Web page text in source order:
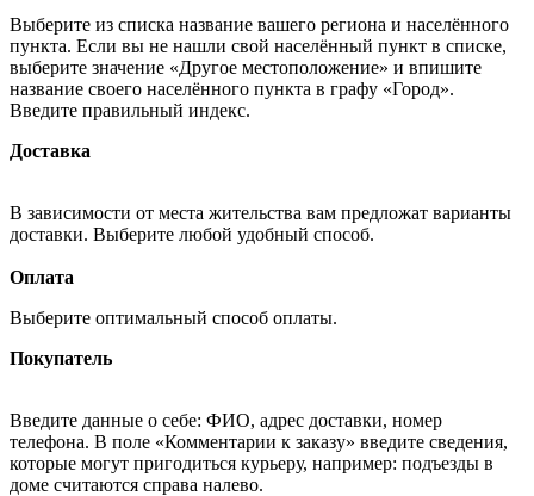
Выберите из списка название вашего региона и населённого
пункта. Если вы не нашли свой населённый пункт в списке,
выберите значение «Другое местоположение» и впишите
название своего населённого пункта в графу «Город».
Введите правильный индекс.
Доставка
В зависимости от места жительства вам предложат варианты
доставки. Выберите любой удобный способ.
Оплата
Выберите оптимальный способ оплаты.
Покупатель
Введите данные о себе: ФИО, адрес доставки, номер
телефона. В поле «Комментарии к заказу» введите сведения,
которые могут пригодиться курьеру, например: подъезды в
доме считаются справа налево.